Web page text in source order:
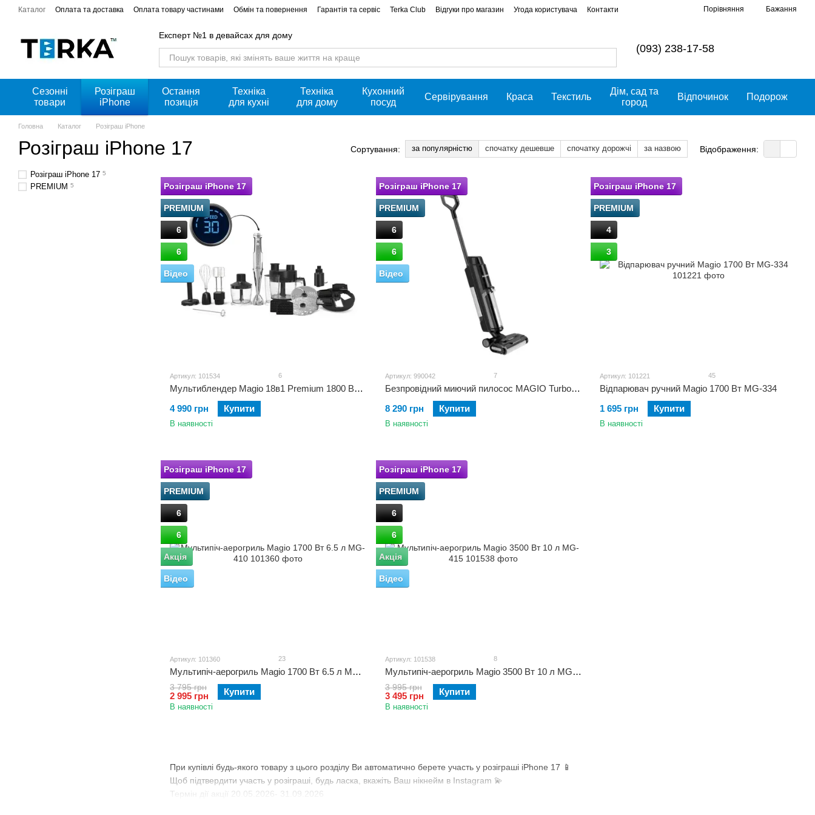
Перейти к основному контенту
Каталог Оплата та доставка Оплата товару частинами Обмін та повернення Гарантія та сервіс Terka Club Відгуки про магазин Угода користувача
Контакти
Порівняння Бажання
Експерт №1 в девайсах для дому
(093) 238-17-58
Сезонні
товари
Розіграш
iPhone
Остання
позиція
Техніка
для кухні
Техніка
для дому
Кухонний
посуд
Сервірування Краса Текстиль
Дім, сад та
город
Відпочинок Подорож
Головна Каталог Розіграш iPhone
Розіграш iPhone 17 Сортування: за популярністю спочатку дешевше спочатку дорожчі за назвою Відображення:
При купівлі будь-якого товару з цього розділу Ви автоматично берете участь у розіграші iPhone 17 📱
Щоб підтвердити участь у розіграші, будь ласка, вкажіть Ваш нікнейм в Instagram 💫
Термін дії акції 20.05.2026- 31.09.2026
Розіграш iPhone 17
PREMIUM
6
6
Відео
Артикул: 101534 6
Мультиблендер Magio 18в1 Premium 1800 Вт MG-640 NEW
4 990 грн
Купити
В наявності
Розіграш iPhone 17
PREMIUM
6
6
Відео
Артикул: 990042 7
Безпровідний миючий пилосос MAGIO TurboWalk Premium з самоочищенням MG-905
8 290 грн
Купити
В наявності
Розіграш iPhone 17
PREMIUM
4
3
Артикул: 101221 45
Відпарювач ручний Magio 1700 Вт MG-334
1 695 грн
Купити
В наявності
Розіграш iPhone 17
PREMIUM
6
6
Акція
Відео
Артикул: 101360 23
Мультипіч-аерогриль Magio 1700 Вт 6.5 л MG-410
3 795 грн
2 995 грн Купити
В наявності
Розіграш iPhone 17
PREMIUM
6
6
Акція
Відео
Артикул: 101538 8
Мультипіч-аерогриль Magio 3500 Вт 10 л MG-415
3 995 грн
3 495 грн Купити
В наявності
Розіграш iPhone 17 5
PREMIUM 5